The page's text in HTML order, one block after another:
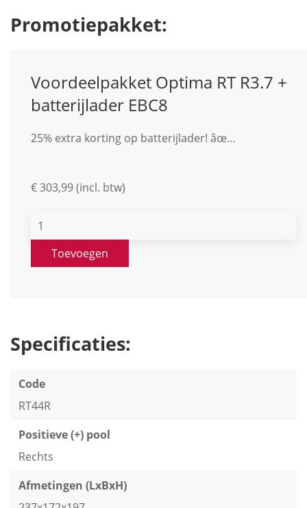
Promotiepakket:
Voordeelpakket Optima RT R3.7 +
batterijlader EBC8
25% extra korting op batterijlader! âœ…
€ 303,99 (incl. btw)
Toevoegen
Specificaties:
Code
RT44R
Positieve (+) pool
Rechts
Afmetingen (LxBxH)